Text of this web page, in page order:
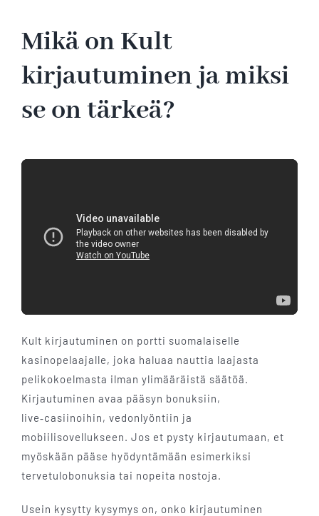
Mikä on Kult
kirjautuminen ja miksi
se on tärkeä?
Kult kirjautuminen on portti suomalaiselle
kasinopelaajalle, joka haluaa nauttia laajasta
pelikokoelmasta ilman ylimääräistä säätöä.
Kirjautuminen avaa pääsyn bonuksiin,
live‑casiinoihin, vedonlyöntiin ja
mobiilisovellukseen. Jos et pysty kirjautumaan, et
myöskään pääse hyödyntämään esimerkiksi
tervetulobonuksia tai nopeita nostoja.
Usein kysytty kysymys on, onko kirjautuminen